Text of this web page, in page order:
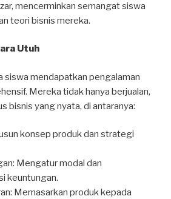
mencerminkan semangat siswa
teori bisnis mereka.
Utuh
siswa mendapatkan pengalaman
Mereka tidak hanya berjualan,
bisnis yang nyata, di antaranya:
konsep produk dan strategi
Mengatur modal dan
keuntungan.
Memasarkan produk kepada